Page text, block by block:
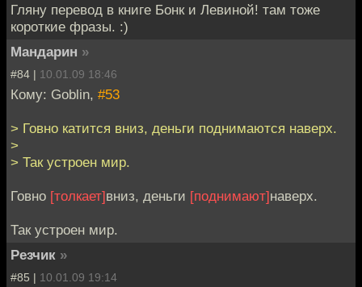
Гляну перевод в книге Бонк и Левиной! там тоже
короткие фразы. :)
Мандарин »
#84 | 10.01.09 18:46
Кому: Goblin, #53
> Говно катится вниз, деньги поднимаются наверх.
>
> Так устроен мир.
Говно [толкает]вниз, деньги [поднимают]наверх.
Так устроен мир.
Резчик »
#85 | 10.01.09 19:14